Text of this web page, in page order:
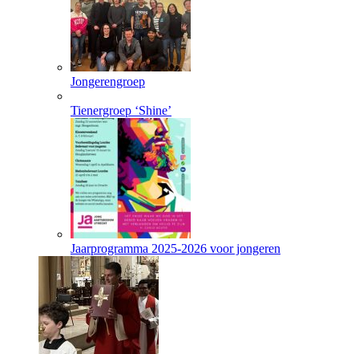
Jongerengroep
Tienergroep ‘Shine’
Jaarprogramma 2025-2026 voor jongeren